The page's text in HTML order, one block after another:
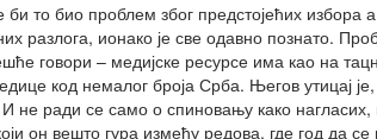
би то био проблем због предстојећих избора
разлога, ионако је све одавно познато.
говори – медијске ресурсе има као на
код немалог броја Срба. Његов утицај
ради се само о спиновању како нагласих,
он вешто гура између редова, где год да се